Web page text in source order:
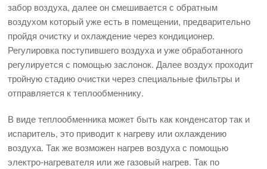
забор воздуха, далее он смешивается с обратным
воздухом который уже есть в помещении, предварительно
пройдя очистку и охлаждение через кондиционер.
Регулировка поступившего воздуха и уже обработанного
регулируется с помощью заслонок. Далее воздух проходит
тройную стадию очистки через специальные фильтры и
отправляется к теплообменнику.
В виде теплообменника может быть как конденсатор так и
испаритель, это приводит к нагреву или охлаждению
воздуха. Так же возможен нагрев воздуха с помощью
электро-нагревателя или же газовый нагрев. Так по